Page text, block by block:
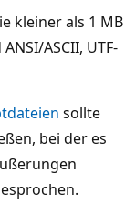
kleiner als 1 MB
ASCII, UTF-
sollte
bei der es